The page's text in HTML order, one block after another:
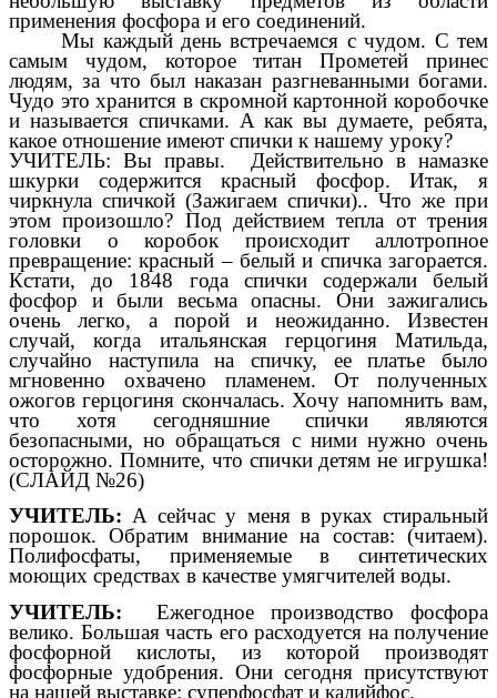
применения фосфора и его соединений.
Мы каждый день встречаемся с чудом. С тем
самым чудом, которое титан Прометей принес
людям, за что был наказан разгневанными богами.
Чудо это хранится в скромной картонной коробочке
и называется спичками. А как вы думаете, ребята,
какое отношение имеют спички к нашему уроку?
УЧИТЕЛЬ: Вы правы. Действительно в намазке
шкурки содержится красный фосфор. Итак, я
чиркнула спичкой (Зажигаем спички).. Что же при
этом произошло? Под действием тепла от трения
головки о коробок происходит аллотропное
превращение: красный – белый и спичка загорается.
Кстати, до 1848 года спички содержали белый
фосфор и были весьма опасны. Они зажигались
очень легко, а порой и неожиданно. Известен
случай, когда итальянская герцогиня Матильда,
случайно наступила на спичку, ее платье было
мгновенно охвачено пламенем. От полученных
ожогов герцогиня скончалась. Хочу напомнить вам,
что хотя сегодняшние спички являются
безопасными, но обращаться с ними нужно очень
осторожно. Помните, что спички детям не игрушка!
(СЛАЙД №26)
УЧИТЕЛЬ: А сейчас у меня в руках стиральный
порошок. Обратим внимание на состав: (читаем).
Полифосфаты, применяемые в синтетических
моющих средствах в качестве умягчителей воды.
УЧИТЕЛЬ: Ежегодное производство фосфора
велико. Большая часть его расходуется на получение
фосфорной кислоты, из которой производят
фосфорные удобрения. Они сегодня присутствуют
на нашей выставке: суперфосфат и калийфос.